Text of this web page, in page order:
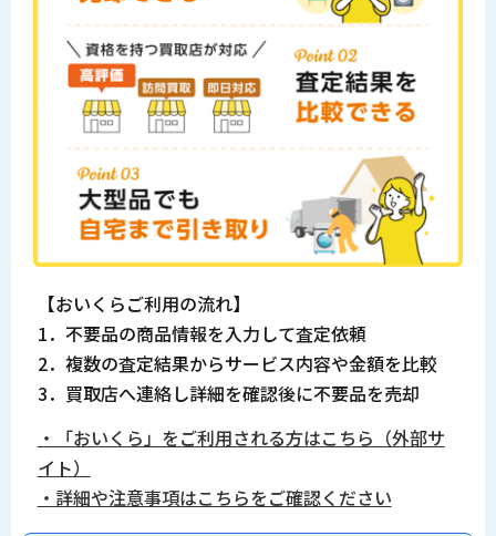
【おいくらご利用の流れ】
1．不要品の商品情報を入力して査定依頼
2．複数の査定結果からサービス内容や金額を比較
3．買取店へ連絡し詳細を確認後に不要品を売却
・「おいくら」をご利用される方はこちら（外部サ
イト）
・詳細や注意事項はこちらをご確認ください